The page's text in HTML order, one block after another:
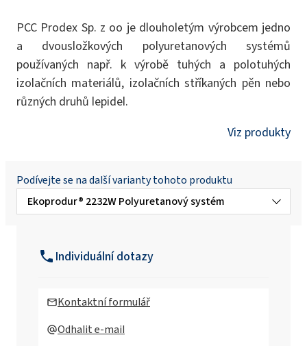
PCC Prodex Sp. z oo je dlouholetým výrobcem jedno
a dvousložkových polyuretanových systémů
používaných např. k výrobě tuhých a polotuhých
izolačních materiálů, izolačních stříkaných pěn nebo
různých druhů lepidel.
Viz produkty
Podívejte se na další varianty tohoto produktu
Ekoprodur® 2232W Polyuretanový systém
systém
Individuální dotazy
Kontaktní formulář
Odhalit e-mail